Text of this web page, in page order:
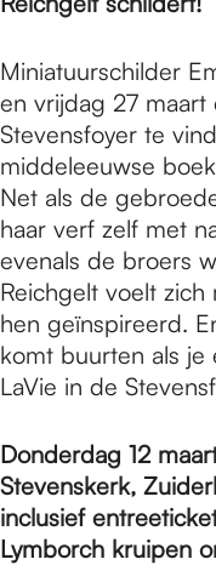
Miniatuurschilder
en vrijdag 27
Stevensfoyer te
middeleeuwse
Net als de
haar verf zelf met
evenals de broers
Reichgelt voelt
hen geïnspireerd.
komt buurten als
LaVie in de
Donderdag 12
Stevenskerk,
inclusief
Lymborch kruipen